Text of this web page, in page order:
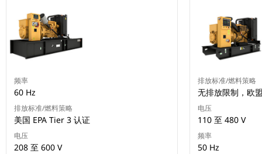
频率
60 Hz
排放标准/燃料策略
美国 EPA Tier 3 认证
电压
208 至 600 V
排放标准/燃料策略
无排放限制，欧
电压
110 至 480 V
频率
50 Hz